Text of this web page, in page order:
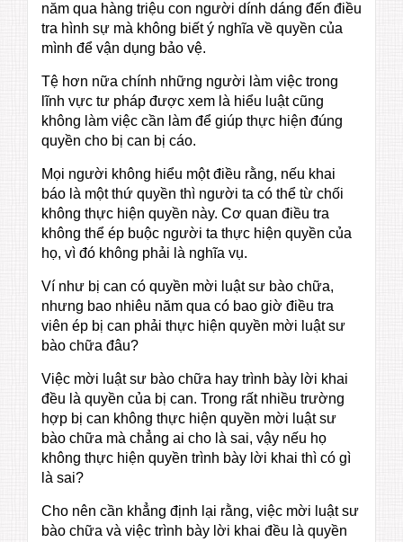
năm qua hàng triệu con người dính dáng đến điều
tra hình sự mà không biết ý nghĩa về quyền của
mình để vận dụng bảo vệ.
Tệ hơn nữa chính những người làm việc trong
lĩnh vực tư pháp được xem là hiểu luật cũng
không làm việc cần làm để giúp thực hiện đúng
quyền cho bị can bị cáo.
Mọi người không hiểu một điều rằng, nếu khai
báo là một thứ quyền thì người ta có thể từ chối
không thực hiện quyền này. Cơ quan điều tra
không thể ép buộc người ta thực hiện quyền của
họ, vì đó không phải là nghĩa vụ.
Ví như bị can có quyền mời luật sư bào chữa,
nhưng bao nhiêu năm qua có bao giờ điều tra
viên ép bị can phải thực hiện quyền mời luật sư
bào chữa đâu?
Việc mời luật sư bào chữa hay trình bày lời khai
đều là quyền của bị can. Trong rất nhiều trường
hợp bị can không thực hiện quyền mời luật sư
bào chữa mà chẳng ai cho là sai, vậy nếu họ
không thực hiện quyền trình bày lời khai thì có gì
là sai?
Cho nên cần khẳng định lại rằng, việc mời luật sư
bào chữa và việc trình bày lời khai đều là quyền